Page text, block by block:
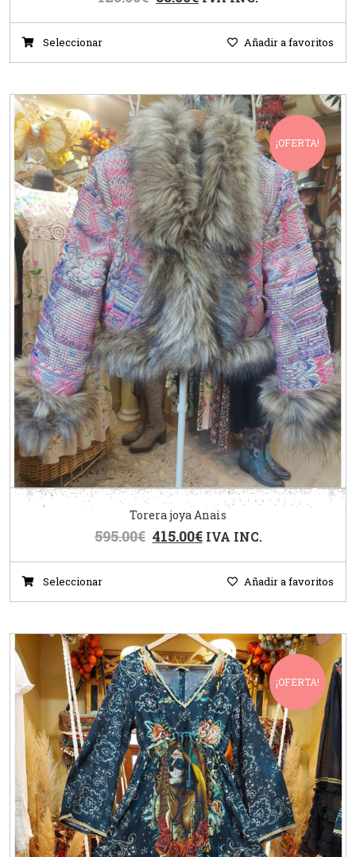
Seleccionar Añadir a favoritos
¡OFERTA!
Torera joya Anais
595.00€ 415.00€ IVA INC.
Seleccionar Añadir a favoritos
¡OFERTA!